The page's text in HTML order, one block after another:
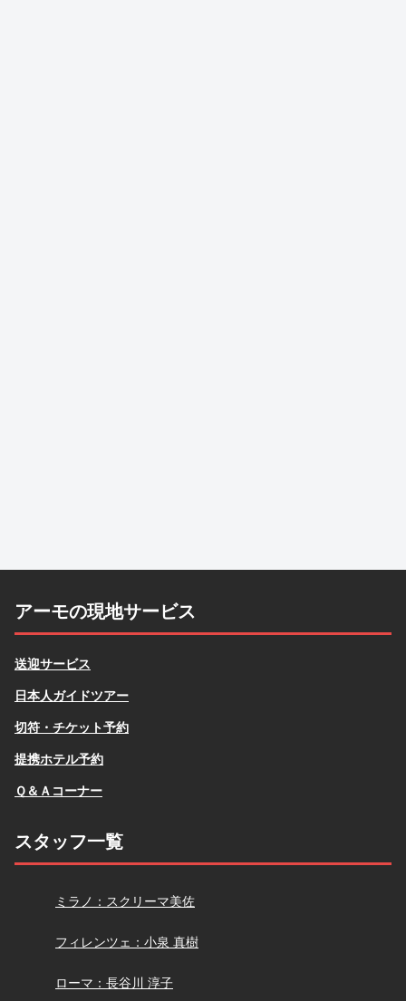
アーモの現地サービス
送迎サービス
日本人ガイドツアー
切符・チケット予約
提携ホテル予約
Ｑ＆Ａコーナー
スタッフ一覧
スクリーマ
ミラノ：スクリーマ美佐
小泉
フィレンツェ：小泉 真樹
長谷川
ローマ：長谷川 淳子